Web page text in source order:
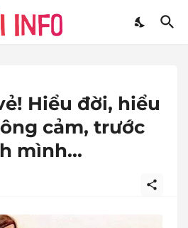
Hiểu đời, hiểu
cảm, trước
mình...